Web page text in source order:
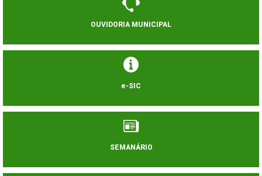
OUVIDORIA MUNICIPAL
e-SIC
SEMANÁRIO